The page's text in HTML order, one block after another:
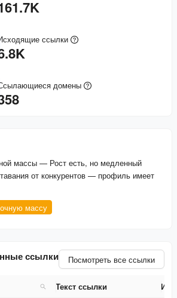
ссылки
домены
массы — Рост есть, но медленный
от конкурентов — профиль имеет
массу
ссылки Посмотреть все ссылки
Текст ссылки